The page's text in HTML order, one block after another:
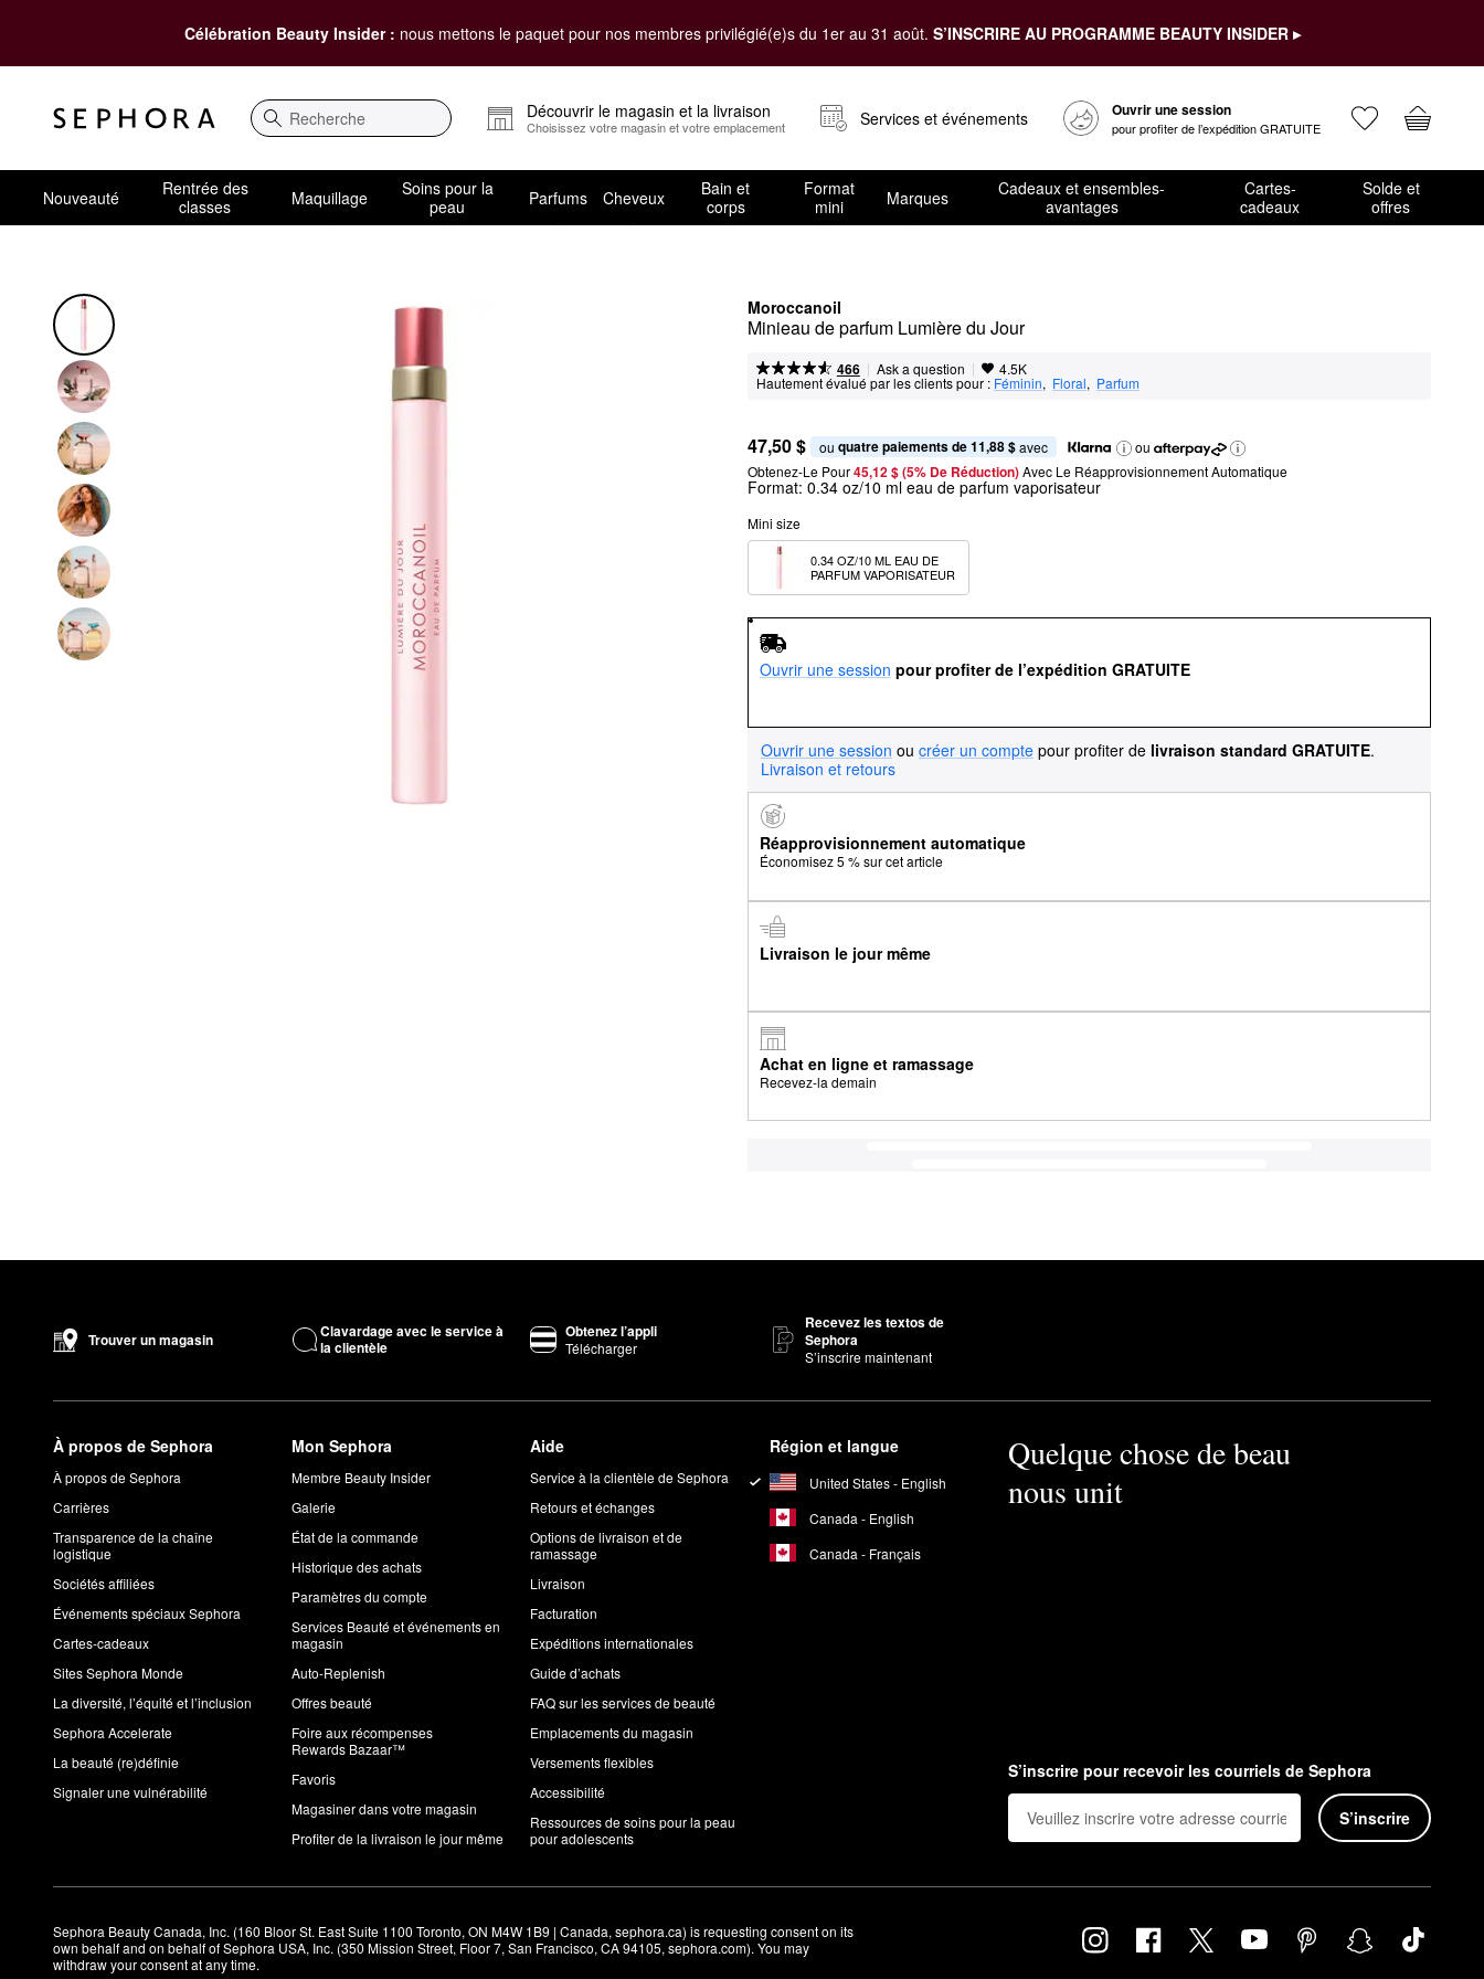
Célébration Beauty Insider : nous mettons le paquet pour nos membres privilégié(e)s du 1er au 31 août. S’INSCRIRE AU PROGRAMME BEAUTY INSIDER ▸
Recherche
Découvrir le magasin et la livraison
Choisissez votre magasin et votre emplacement Services et événements Ouvrir une session
pour profiter de l’expédition GRATUITE
Nouveauté
Rentrée des
classes
Maquillage
Soins pour la
peau
Parfums Cheveux
Bain et
corps
Format
mini
Marques
Cadeaux et ensembles-
avantages
Cartes-
cadeaux
Solde et
offres
Moroccanoil
Minieau de parfum Lumière du Jour
466 | Ask a question | 4.5K
Hautement évalué par les clients pour : Féminin, Floral, Parfum
47,50 $ ou quatre paiements de 11,88 $ avec
ou
Obtenez-Le Pour45,12 $ (5% De Réduction) Avec Le Réapprovisionnement Automatique
Format: 0.34 oz/10 ml eau de parfum vaporisateur
Mini size
0.34 OZ/10 ML EAU DE
PARFUM VAPORISATEUR
Ouvrir une session pour profiter de l’expédition GRATUITE
Ouvrir une session ou créer un compte pour profiter de livraison standard GRATUITE.
Livraison et retours
Réapprovisionnement automatique
Économisez 5 % sur cet article
Livraison le jour même
Achat en ligne et ramassage
Recevez-la demain
Trouver un magasin
Clavardage avec le service à
la clientèle
Obtenez l’appli
Télécharger
Recevez les textos de
Sephora
S’inscrire maintenant
À propos de Sephora
À propos de Sephora
Carrières
Transparence de la chaîne
logistique
Sociétés affiliées
Événements spéciaux Sephora
Cartes-cadeaux
Sites Sephora Monde
La diversité, l’équité et l’inclusion
Sephora Accelerate
La beauté (re)définie
Signaler une vulnérabilité
Mon Sephora
Membre Beauty Insider
Galerie
État de la commande
Historique des achats
Paramètres du compte
Services Beauté et événements en
magasin
Auto-Replenish
Offres beauté
Foire aux récompenses
Rewards Bazaar™
Favoris
Magasiner dans votre magasin
Profiter de la livraison le jour même
Aide
Service à la clientèle de Sephora
Retours et échanges
Options de livraison et de
ramassage
Livraison
Facturation
Expéditions internationales
Guide d’achats
FAQ sur les services de beauté
Emplacements du magasin
Versements flexibles
Accessibilité
Ressources de soins pour la peau
pour adolescents
Région et langue
United States - English
Canada - English
Canada - Français
Quelque chose de beau
nous unit
S’inscrire pour recevoir les courriels de Sephora
S’inscrire
Sephora Beauty Canada, Inc. (160 Bloor St. East Suite 1100 Toronto, ON M4W 1B9 | Canada, sephora.ca) is requesting consent on its
own behalf and on behalf of Sephora USA, Inc. (350 Mission Street, Floor 7, San Francisco, CA 94105, sephora.com). You may
withdraw your consent at any time.